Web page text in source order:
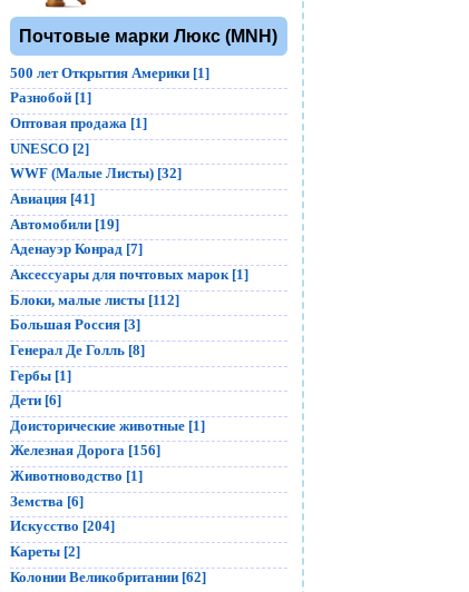
Почтовые марки Люкс (MNH)
500 лет Открытия Америки [1]
Разнобой [1]
Оптовая продажа [1]
UNESCO [2]
WWF (Малые Листы) [32]
Авиация [41]
Автомобили [19]
Аденауэр Конрад [7]
Аксессуары для почтовых марок [1]
Блоки, малые листы [112]
Большая Россия [3]
Генерал Де Голль [8]
Гербы [1]
Дети [6]
Доисторические животные [1]
Железная Дорога [156]
Животноводство [1]
Земства [6]
Искусство [204]
Кареты [2]
Колонии Великобритании [62]